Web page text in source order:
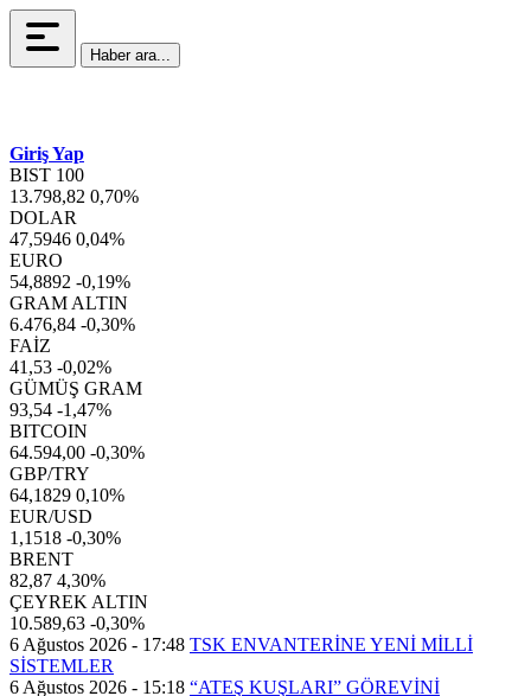
Haber ara...
Giriş Yap
BIST 100
13.798,82 0,70%
DOLAR
47,5946 0,04%
EURO
54,8892 -0,19%
GRAM ALTIN
6.476,84 -0,30%
FAİZ
41,53 -0,02%
GÜMÜŞ GRAM
93,54 -1,47%
BITCOIN
64.594,00 -0,30%
GBP/TRY
64,1829 0,10%
EUR/USD
1,1518 -0,30%
BRENT
82,87 4,30%
ÇEYREK ALTIN
10.589,63 -0,30%
6 Ağustos 2026 - 17:48 TSK ENVANTERİNE YENİ MİLLİ
SİSTEMLER
6 Ağustos 2026 - 15:18 “ATEŞ KUŞLARI” GÖREVİNİ